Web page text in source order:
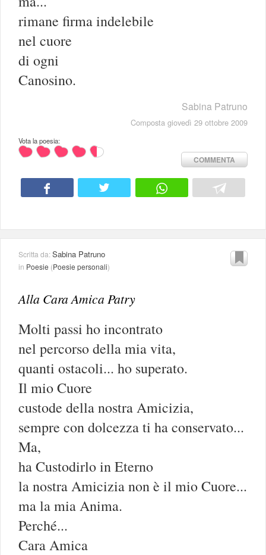
rimane firma indelebile
nel cuore
di ogni
Canosino.
Sabina Patruno
Composta giovedì 29 ottobre 2009
Vota la poesia:
COMMENTA
Scritta da:Sabina Patruno
in Poesie (Poesie personali)
Alla Cara Amica Patry
Molti passi ho incontrato
nel percorso della mia vita,
quanti ostacoli... ho superato.
Il mio Cuore
custode della nostra Amicizia,
sempre con dolcezza ti ha conservato...
Ma,
ha Custodirlo in Eterno
la nostra Amicizia non è il mio Cuore...
ma la mia Anima.
Perché...
Cara Amica